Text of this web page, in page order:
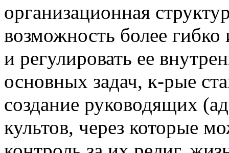
организационная
возможность более
и регулировать ее
основных задач, к-рые
создание руководящих
культов, через которые